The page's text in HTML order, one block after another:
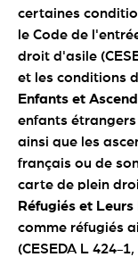
certaines
le Code de
droit d'asile
et les conditions
Enfants et
enfants étrangers
ainsi que les
français ou de
carte de plein
Réfugiés et Leurs
comme réfugiés
(CESEDA L 424-